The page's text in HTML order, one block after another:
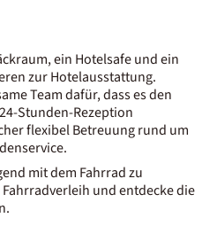
ein Hotelsafe und ein
zur Hotelausstattung.
Team dafür, dass es den
Stunden-Rezeption
flexibel Betreuung rund um
mit dem Fahrrad zu
und entdecke die